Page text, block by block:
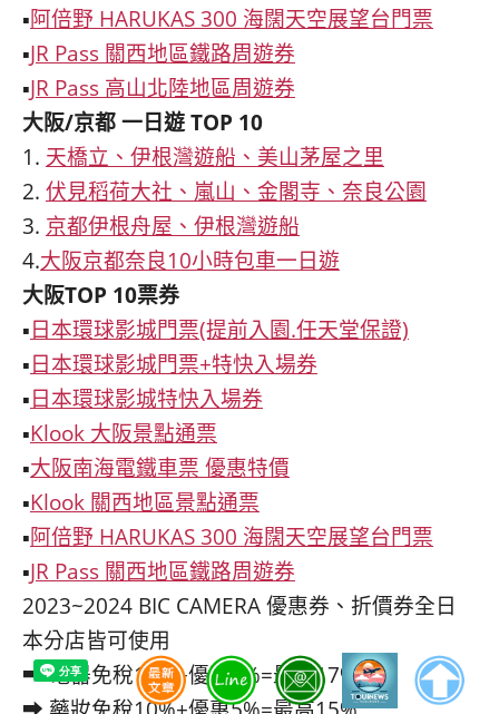
▪阿倍野 HARUKAS 300 海闊天空展望台門票
▪JR Pass 關西地區鐵路周遊券
▪JR Pass 高山北陸地區周遊券
大阪/京都 一日遊 TOP 10
1. 天橋立、伊根灣遊船、美山茅屋之里
2. 伏見稻荷大社、嵐山、金閣寺、奈良公園
3. 京都伊根舟屋、伊根灣遊船
4.大阪京都奈良10小時包車一日遊
大阪TOP 10票券
▪日本環球影城門票(提前入園.任天堂保證)
▪日本環球影城門票+特快入場券
▪日本環球影城特快入場券
▪Klook 大阪景點通票
▪大阪南海電鐵車票 優惠特價
▪Klook 關西地區景點通票
▪阿倍野 HARUKAS 300 海闊天空展望台門票
▪JR Pass 關西地區鐵路周遊券
2023~2024 BIC CAMERA 優惠券、折價券全日
本分店皆可使用
➡ 電器免稅10%+優惠7%=最高17%